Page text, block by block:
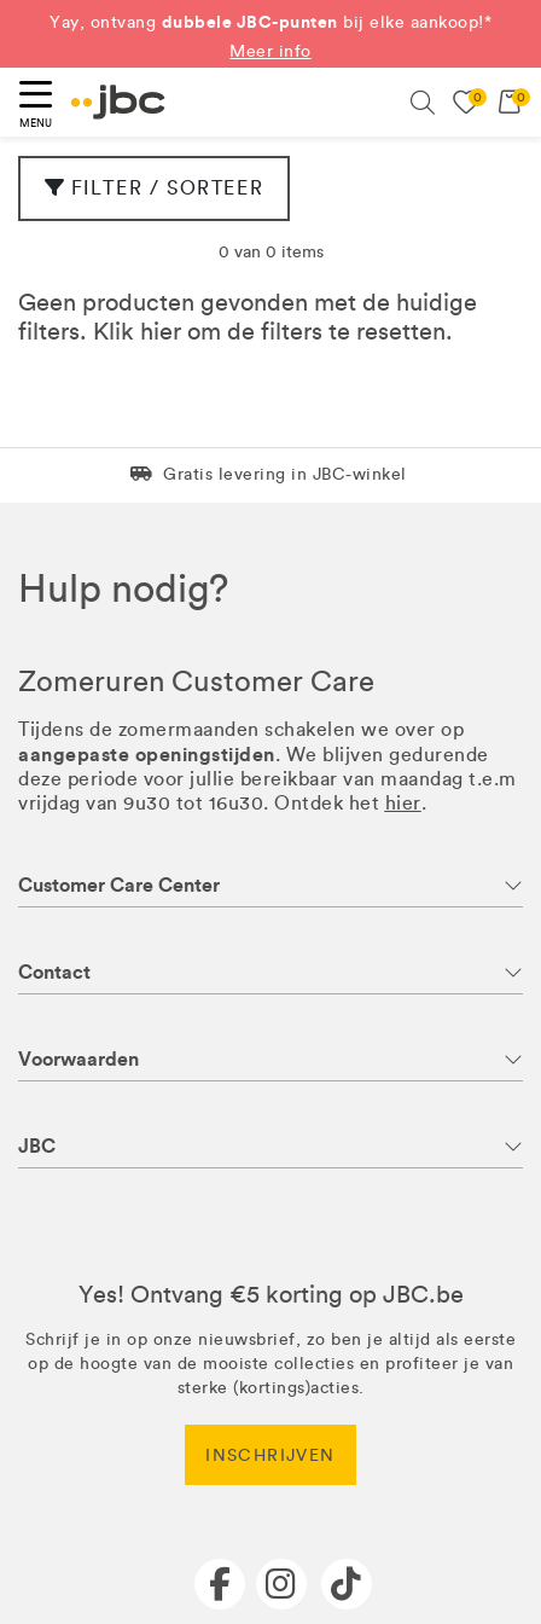
Yay, ontvang dubbele JBC-punten bij elke aankoop!*
Meer info
MENU
0 0
FILTER / SORTEER
0 van 0 items
Geen producten gevonden met de huidige
filters. Klik hier om de filters te resetten.
Levering in 1 pakket
Gratis levering in JBC-winkel
Hulp nodig?
Zomeruren Customer Care
Tijdens de zomermaanden schakelen we over op
aangepaste openingstijden. We blijven gedurende
deze periode voor jullie bereikbaar van maandag t.e.m
vrijdag van 9u30 tot 16u30. Ontdek het hier.
Customer Care Center
Contact
Voorwaarden
JBC
Yes! Ontvang €5 korting op JBC.be
Schrijf je in op onze nieuwsbrief, zo ben je altijd als eerste
op de hoogte van de mooiste collecties en profiteer je van
sterke (kortings)acties.
INSCHRIJVEN